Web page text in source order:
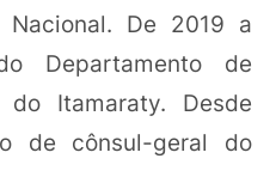
De 2019 a
Departamento de
do Itamaraty. Desde
de cônsul-geral do